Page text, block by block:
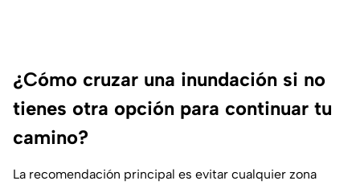
¿Cómo cruzar una inundación si no
tienes otra opción para continuar tu
camino?
La recomendación principal es evitar cualquier zona